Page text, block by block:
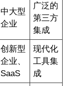
中大型
企业
广泛的
第三方
集成
创新型
企业、
SaaS
现代化
工具集
成